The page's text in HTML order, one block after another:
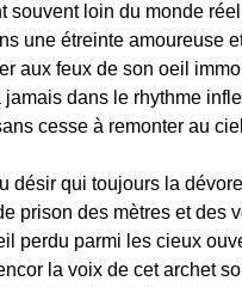
souvent loin du monde
une étreinte amoureuse
aux feux de son oeil
jamais dans le rhythme
cesse à remonter au
désir qui toujours la dévore
prison des mètres et des
perdu parmi les cieux
la voix de cet archet